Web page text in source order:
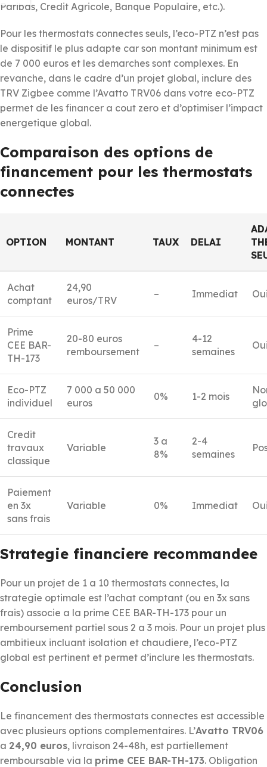
Paribas, Credit Agricole, Banque Populaire, etc.).
Pour les thermostats connectes seuls, l’eco-PTZ n’est pas
le dispositif le plus adapte car son montant minimum est
de 7 000 euros et les demarches sont complexes. En
revanche, dans le cadre d’un projet global, inclure des
TRV Zigbee comme l’Avatto TRV06 dans votre eco-PTZ
permet de les financer a cout zero et d’optimiser l’impact
energetique global.
Comparaison des options de
financement pour les thermostats
connectes
OPTION MONTANT TAUX DELAI
Achat
comptant
24,90
euros/TRV
– Immediat
Prime
CEE BAR-
TH-173
20-80 euros
remboursement
–
4-12
semaines
Eco-PTZ
individuel
7 000 a 50 000
euros
0% 1-2 mois
Credit
travaux
classique
Variable
3 a
8%
2-4
semaines
Paiement
en 3x
sans frais
Variable 0% Immediat
Strategie financiere recommandee
Pour un projet de 1 a 10 thermostats connectes, la
strategie optimale est l’achat comptant (ou en 3x sans
frais) associe a la prime CEE BAR-TH-173 pour un
remboursement partiel sous 2 a 3 mois. Pour un projet plus
ambitieux incluant isolation et chaudiere, l’eco-PTZ
global est pertinent et permet d’inclure les thermostats.
Conclusion
Le financement des thermostats connectes est accessible
avec plusieurs options complementaires. L’Avatto TRV06
a 24,90 euros, livraison 24-48h, est partiellement
remboursable via la prime CEE BAR-TH-173. Obligation